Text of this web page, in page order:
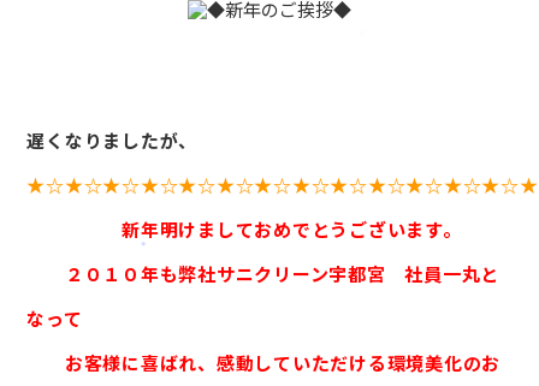
サービス案内
採用情報
お問い合わせ
遅くなりましたが、
★☆★☆★☆★☆★☆★☆★☆★☆★☆★☆★☆★☆★☆★
新年明けましておめでとうございます。
２０１０年も弊社サニクリーン宇都宮 社員一丸と
なって
お客様に喜ばれ、感動していただける環境美化のお